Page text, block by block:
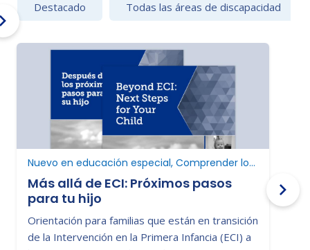
Destacado Todas las áreas de discapacidad
Nuevo en educación especial, Comprender los derechos de los padres
Más allá de ECI: Próximos pasos
para tu hijo
Orientación para familias que están en transición
de la Intervención en la Primera Infancia (ECI) a